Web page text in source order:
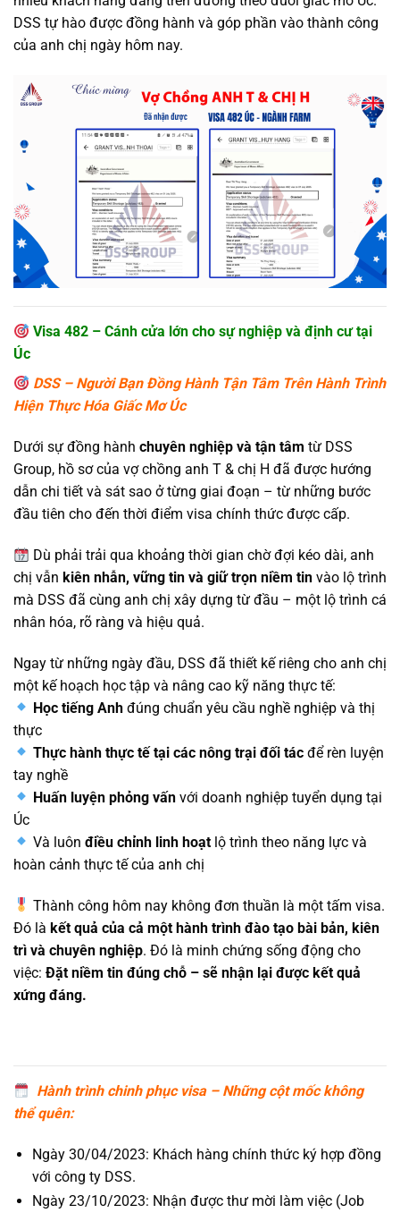
DSS tự hào được đồng hành và góp phần vào thành công
của anh chị ngày hôm nay.
Visa 482 – Cánh cửa lớn cho sự nghiệp và định cư tại
Úc
DSS – Người Bạn Đồng Hành Tận Tâm Trên Hành Trình
Hiện Thực Hóa Giấc Mơ Úc
Dưới sự đồng hành chuyên nghiệp và tận tâm từ DSS
Group, hồ sơ của vợ chồng anh T & chị H đã được hướng
dẫn chi tiết và sát sao ở từng giai đoạn – từ những bước
đầu tiên cho đến thời điểm visa chính thức được cấp.
Dù phải trải qua khoảng thời gian chờ đợi kéo dài, anh
chị vẫn kiên nhẫn, vững tin và giữ trọn niềm tin vào lộ trình
mà DSS đã cùng anh chị xây dựng từ đầu – một lộ trình cá
nhân hóa, rõ ràng và hiệu quả.
Ngay từ những ngày đầu, DSS đã thiết kế riêng cho anh chị
một kế hoạch học tập và nâng cao kỹ năng thực tế:
Học tiếng Anh đúng chuẩn yêu cầu nghề nghiệp và thị
thực
Thực hành thực tế tại các nông trại đối tác để rèn luyện
tay nghề
Huấn luyện phỏng vấn với doanh nghiệp tuyển dụng tại
Úc
Và luônđiều chỉnh linh hoạt lộ trình theo năng lực và
hoàn cảnh thực tế của anh chị
Thành công hôm nay không đơn thuần là một tấm visa.
Đó là kết quả của cả một hành trình đào tạo bài bản, kiên
trì và chuyên nghiệp. Đó là minh chứng sống động cho
việc: Đặt niềm tin đúng chỗ – sẽ nhận lại được kết quả
xứng đáng.
Hành trình chinh phục visa – Những cột mốc không
thể quên:
Ngày 30/04/2023: Khách hàng chính thức ký hợp đồng
với công ty DSS.
Ngày 23/10/2023: Nhận được thư mời làm việc (Job